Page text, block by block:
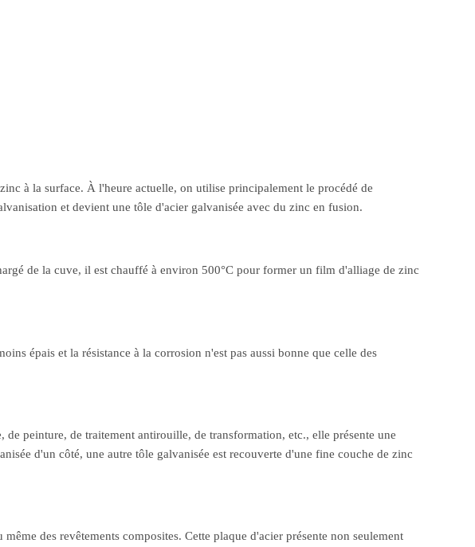
à la surface. À l'heure actuelle, on utilise principalement le procédé de
et devient une tôle d'acier galvanisée avec du zinc en fusion.
de la cuve, il est chauffé à environ 500°C pour former un film d'alliage de zinc
épais et la résistance à la corrosion n'est pas aussi bonne que celle des
peinture, de traitement antirouille, de transformation, etc., elle présente une
d'un côté, une autre tôle galvanisée est recouverte d'une fine couche de zinc
des revêtements composites. Cette plaque d'acier présente non seulement